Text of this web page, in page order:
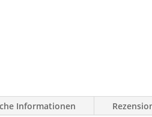
Informationen